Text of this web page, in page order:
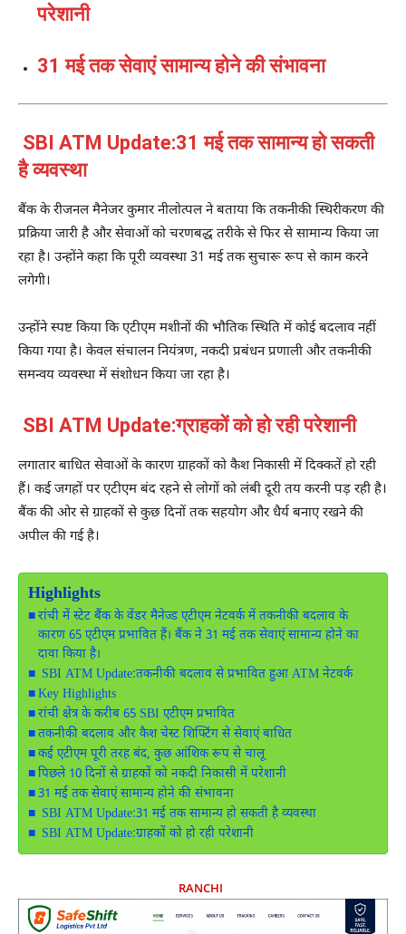
परेशानी
31 मई तक सेवाएं सामान्य होने की संभावना
SBI ATM Update:31 मई तक सामान्य हो सकती
है व्यवस्था
बैंक के रीजनल मैनेजर कुमार नीलोत्पल ने बताया कि तकनीकी स्थिरीकरण की
प्रक्रिया जारी है और सेवाओं को चरणबद्ध तरीके से फिर से सामान्य किया जा
रहा है। उन्होंने कहा कि पूरी व्यवस्था 31 मई तक सुचारू रूप से काम करने
लगेगी।
उन्होंने स्पष्ट किया कि एटीएम मशीनों की भौतिक स्थिति में कोई बदलाव नहीं
किया गया है। केवल संचालन नियंत्रण, नकदी प्रबंधन प्रणाली और तकनीकी
समन्वय व्यवस्था में संशोधन किया जा रहा है।
SBI ATM Update:ग्राहकों को हो रही परेशानी
लगातार बाधित सेवाओं के कारण ग्राहकों को कैश निकासी में दिक्कतें हो रही
हैं। कई जगहों पर एटीएम बंद रहने से लोगों को लंबी दूरी तय करनी पड़ रही है।
बैंक की ओर से ग्राहकों से कुछ दिनों तक सहयोग और धैर्य बनाए रखने की
अपील की गई है।
Highlights
रांची में स्टेट बैंक के वेंडर मैनेज्ड एटीएम नेटवर्क में तकनीकी बदलाव के
कारण 65 एटीएम प्रभावित हैं। बैंक ने 31 मई तक सेवाएं सामान्य होने का
दावा किया है।
SBI ATM Update:तकनीकी बदलाव से प्रभावित हुआ ATM नेटवर्क
Key Highlights
रांची क्षेत्र के करीब 65 SBI एटीएम प्रभावित
तकनीकी बदलाव और कैश चेस्ट शिफ्टिंग से सेवाएं बाधित
कई एटीएम पूरी तरह बंद, कुछ आंशिक रूप से चालू
पिछले 10 दिनों से ग्राहकों को नकदी निकासी में परेशानी
31 मई तक सेवाएं सामान्य होने की संभावना
SBI ATM Update:31 मई तक सामान्य हो सकती है व्यवस्था
SBI ATM Update:ग्राहकों को हो रही परेशानी
RANCHI